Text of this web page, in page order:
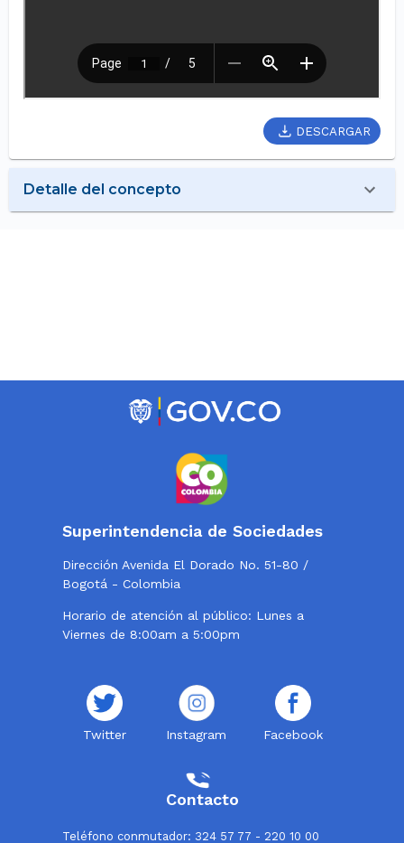
DESCARGAR
Detalle del concepto
Superintendencia de Sociedades
Dirección Avenida El Dorado No. 51-80 /
Bogotá - Colombia
Horario de atención al público: Lunes a
Viernes de 8:00am a 5:00pm
Twitter Instagram Facebook
Contacto
Teléfono conmutador: 324 57 77 - 220 10 00